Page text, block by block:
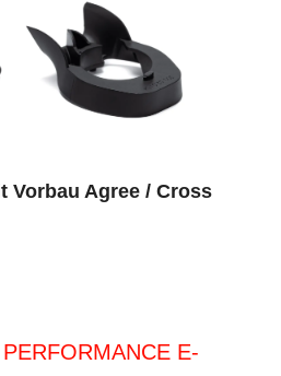
Vorbau Agree / Cross